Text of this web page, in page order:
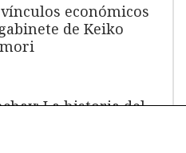
económicos
de Keiko
La historia del